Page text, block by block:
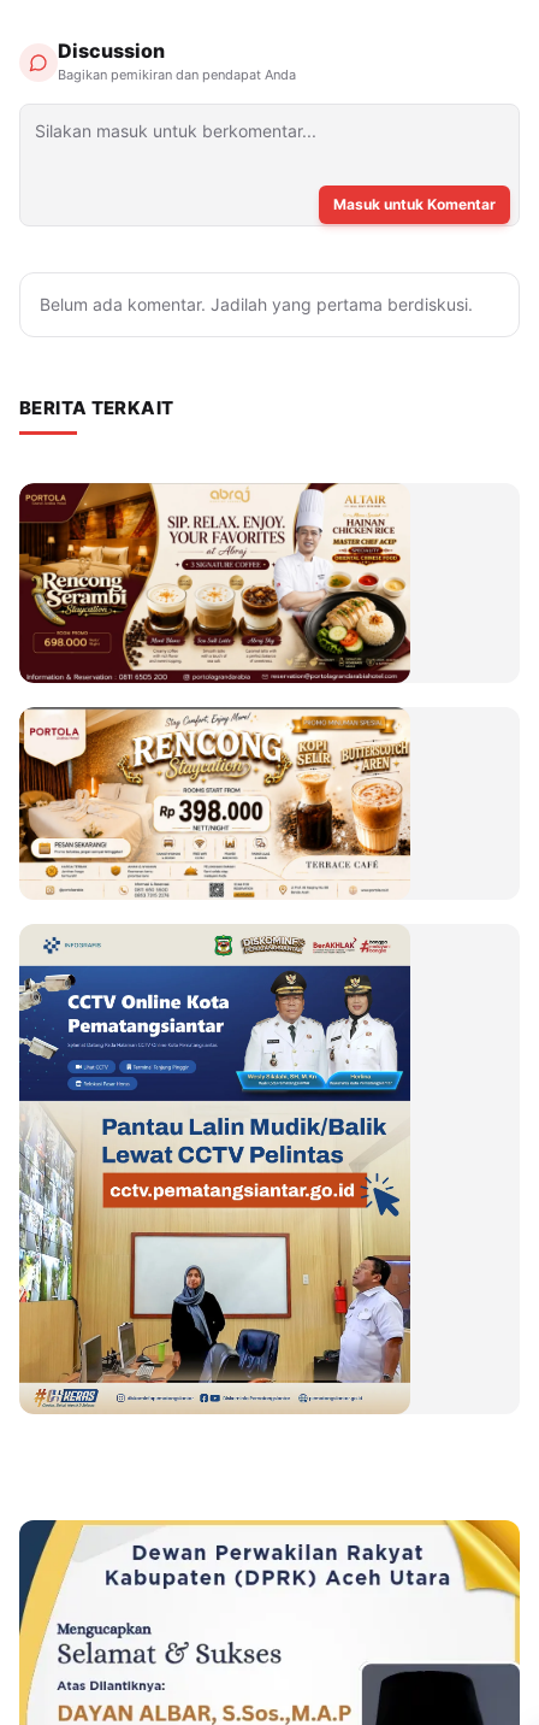
Discussion
Bagikan pemikiran dan pendapat Anda
Masuk untuk Komentar
Belum ada komentar. Jadilah yang pertama berdiskusi.
BERITA TERKAIT